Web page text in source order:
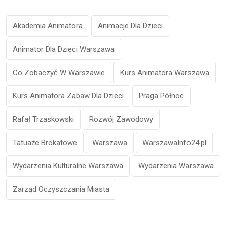
Akademia Animatora Animacje Dla Dzieci
Animator Dla Dzieci Warszawa
Co Zobaczyć W Warszawie Kurs Animatora Warszawa
Kurs Animatora Zabaw Dla Dzieci Praga Północ
Rafał Trzaskowski Rozwój Zawodowy
Tatuaże Brokatowe Warszawa WarszawaInfo24.pl
Wydarzenia Kulturalne Warszawa Wydarzenia Warszawa
Zarząd Oczyszczania Miasta